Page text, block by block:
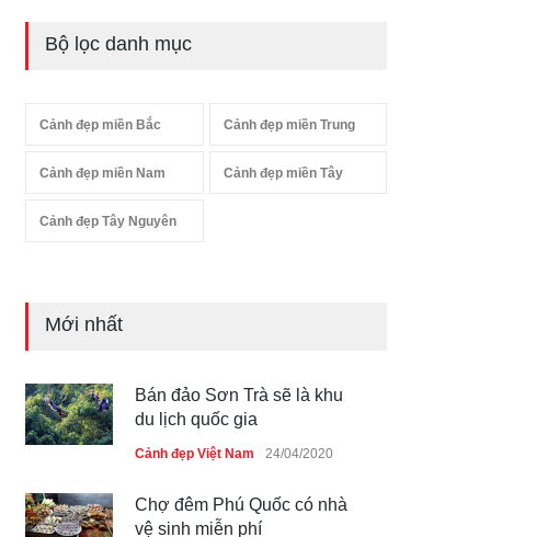
Bộ lọc danh mục
Cảnh đẹp miền Bắc Cảnh đẹp miền Trung
Cảnh đẹp miền Nam Cảnh đẹp miền Tây
Cảnh đẹp Tây Nguyên
Mới nhất
Chợ đêm Phú Quốc có nhà
40 xe ôtô du lịch tự lái đầu